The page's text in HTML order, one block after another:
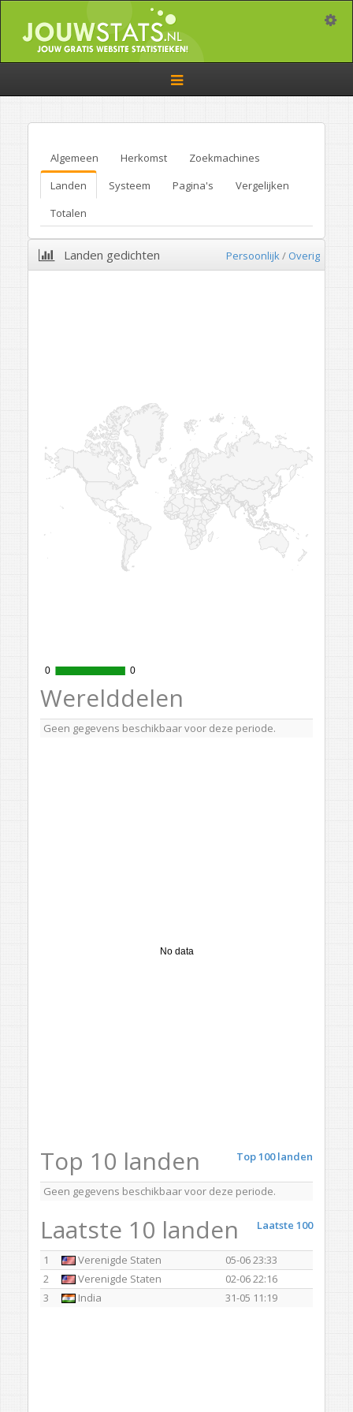
Toggle
navigation
Algemeen Herkomst
Zoekmachines
Landen
Systeem Pagina's
Vergelijken
Totalen
Landen gedichten Persoonlijk /Overig
0
0 0
0
Werelddelen
Geen gegevens beschikbaar voor deze periode.
No data
Top 100 landen
Top 10 landen
Geen gegevens beschikbaar voor deze periode.
Laatste 100
Laatste 10 landen
1 Verenigde Staten
05-06 23:33
2
Verenigde Staten
02-06 22:16
3
India 31-05 11:19